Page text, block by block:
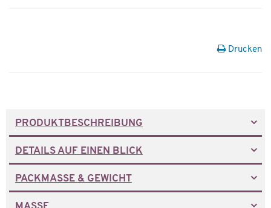
Drucken
PRODUKTBESCHREIBUNG
DETAILS AUF EINEN BLICK
PACKMASSE & GEWICHT